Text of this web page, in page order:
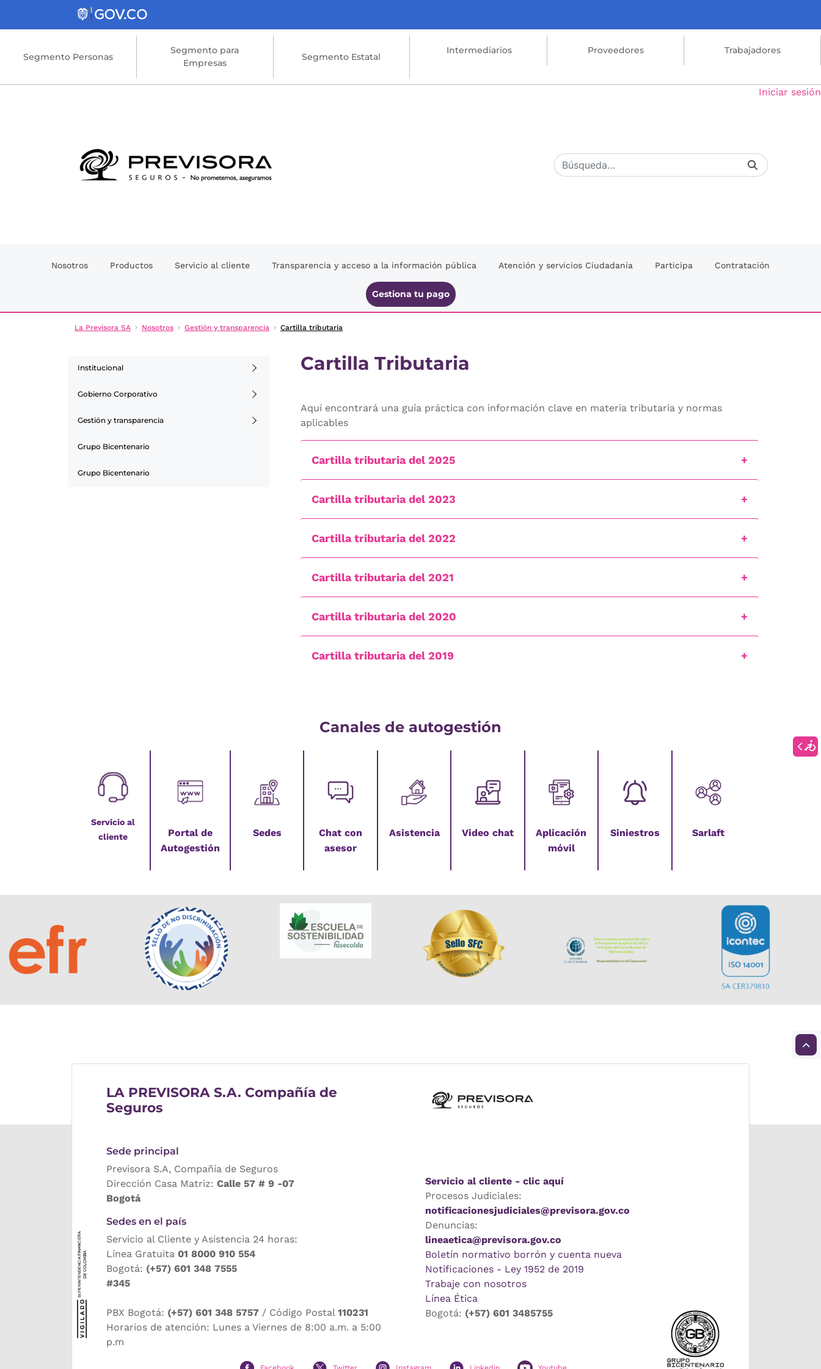
Saltar al contenido principal
Segmento Personas
Segmento para
Empresas
Segmento Estatal
Intermediarios Proveedores Trabajadores
Iniciar sesión
Nosotros Productos Servicio al cliente Transparencia y acceso a la información pública Atención y servicios Ciudadanía Participa Contratación
Gestiona tu pago
La Previsora SA Nosotros Gestión y transparencia Cartilla tributaria
Institucional
Gobierno Corporativo
Gestión y transparencia
Grupo Bicentenario
Grupo Bicentenario
Cartilla Tributaria
Aquí encontrará una guía práctica con información clave en materia tributaria y normas
aplicables
Cartilla tributaria del 2025
Cartilla tributaria del 2023
Cartilla tributaria del 2022
Cartilla tributaria del 2021
Cartilla tributaria del 2020
Cartilla tributaria del 2019
Canales de autogestión
Servicio al
cliente
Portal de
Autogestión
Sedes
Chat con
asesor
Asistencia Video chat
Aplicación
móvil
Siniestros Sarlaft
LA PREVISORA S.A. Compañía de
Seguros
Sede principal
Previsora S.A, Compañía de Seguros
Dirección Casa Matriz: Calle 57 # 9 -07
Bogotá
Sedes en el país
Servicio al Cliente y Asistencia 24 horas:
Línea Gratuita 01 8000 910 554
Bogotá: (+57) 601 348 7555
#345
PBX Bogotá: (+57) 601 348 5757 / Código Postal 110231
Horarios de atención: Lunes a Viernes de 8:00 a.m. a 5:00
p.m
Servicio al cliente - clic aquí
Procesos Judiciales:
notificacionesjudiciales@previsora.gov.co
Denuncias:
lineaetica@previsora.gov.co
Boletín normativo borrón y cuenta nueva
Notificaciones - Ley 1952 de 2019
Trabaje con nosotros
Línea Ética
Bogotá: (+57) 601 3485755